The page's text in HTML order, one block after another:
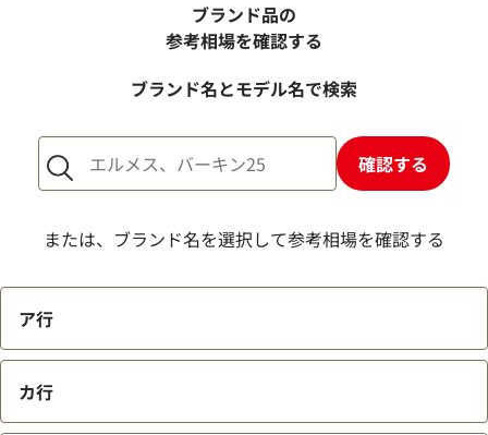
売却するか悩んでいるのですが、査定だけお願いできます
1点からでも査定できますか？
ブランド品の
参考相場を確認する
ブランド名とモデル名で検索
確認する
または、ブランド名を選択して参考相場を確認する
ア行
カ行